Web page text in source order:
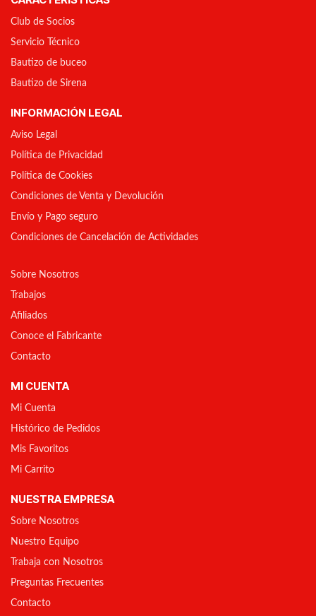
Club de Socios
Servicio Técnico
Bautizo de buceo
Bautizo de Sirena
INFORMACIÓN LEGAL
Aviso Legal
Política de Privacidad
Política de Cookies
Condiciones de Venta y Devolución
Envío y Pago seguro
Condiciones de Cancelación de Actividades
Sobre Nosotros
Trabajos
Afiliados
Conoce el Fabricante
Contacto
MI CUENTA
Mi Cuenta
Histórico de Pedidos
Mis Favoritos
Mi Carrito
NUESTRA EMPRESA
Sobre Nosotros
Nuestro Equipo
Trabaja con Nosotros
Preguntas Frecuentes
Contacto